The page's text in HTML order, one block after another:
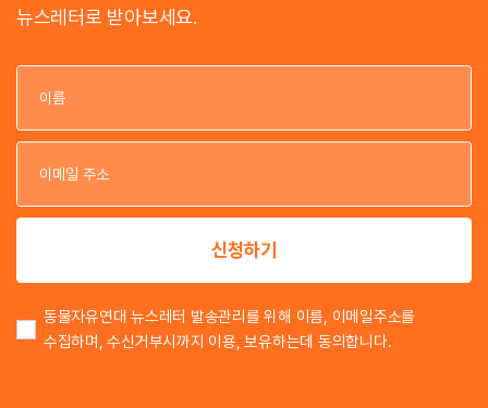
뉴스레터로 받아보세요.
이
이
신청하기
동물자유연대 뉴스레터 발송관리를 위해 이름, 이메일주소를
수집하며, 수신거부시까지 이용, 보유하는데 동의합니다.